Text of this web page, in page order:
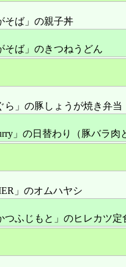
そば」の親子丼
そば」のきつねうどん
ら」の豚しょうが焼き弁当
」の日替わり（豚バラ
」のオムハヤシ
つふじもと」のヒレカツ定